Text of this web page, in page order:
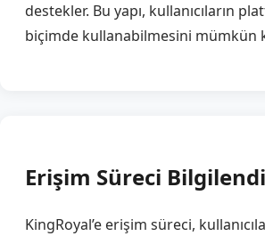
destekler. Bu yapı, kullanıcıların
biçimde kullanabilmesini mümkün
Erişim Süreci
KingRoyal’e erişim süreci,